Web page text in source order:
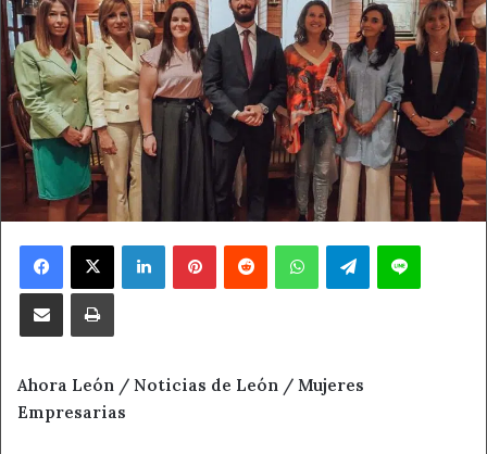
Facebook
X LinkedInPinterestReddit WhatsAppTelegramLine
Compartir por correo electrónicoImprimir
Ahora León / Noticias de León / Mujeres
Empresarias